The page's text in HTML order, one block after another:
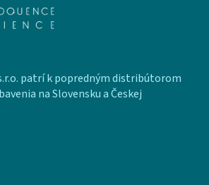
patrí k popredným distribútorom
na Slovensku a Českej